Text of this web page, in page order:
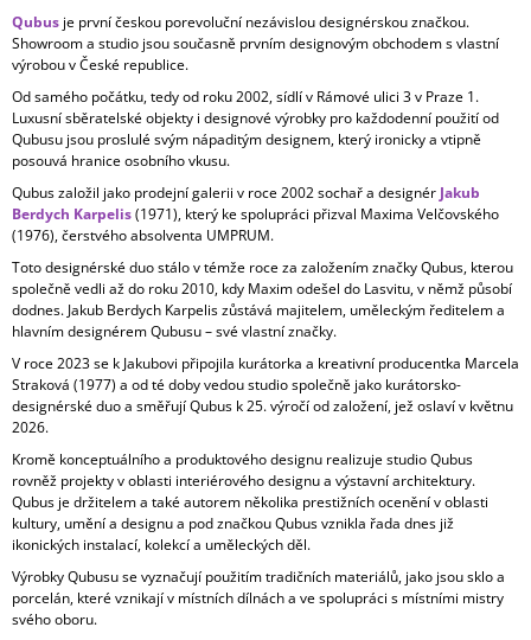
Qubus je první českou porevoluční nezávislou designérskou značkou.
Showroom a studio jsou současně prvním designovým obchodem s vlastní
výrobou v České republice.
Od samého počátku, tedy od roku 2002, sídlí v Rámové ulici 3 v Praze 1.
Luxusní sběratelské objekty i designové výrobky pro každodenní použití od
Qubusu jsou proslulé svým nápaditým designem, který ironicky a vtipně
posouvá hranice osobního vkusu.
Qubus založil jako prodejní galerii v roce 2002 sochař a designér Jakub
Berdych Karpelis(1971), který ke spolupráci přizval Maxima Velčovského
(1976), čerstvého absolventa UMPRUM.
Toto designérské duo stálo v témže roce za založením značky Qubus, kterou
společně vedli až do roku 2010, kdy Maxim odešel do Lasvitu, v němž působí
dodnes. Jakub Berdych Karpelis zůstává majitelem, uměleckým ředitelem a
hlavním designérem Qubusu – své vlastní značky.
V roce 2023 se k Jakubovi připojila kurátorka a kreativní producentka Marcela
Straková (1977) a od té doby vedou studio společně jako kurátorsko-
designérské duo a směřují Qubus k 25. výročí od založení, jež oslaví v květnu
2026.
Kromě konceptuálního a produktového designu realizuje studio Qubus
rovněž projekty v oblasti interiérového designu a výstavní architektury.
Qubus je držitelem a také autorem několika prestižních ocenění v oblasti
kultury, umění a designu a pod značkou Qubus vznikla řada dnes již
ikonických instalací, kolekcí a uměleckých děl.
Výrobky Qubusu se vyznačují použitím tradičních materiálů, jako jsou sklo a
porcelán, které vznikají v místních dílnách a ve spolupráci s místními mistry
svého oboru.